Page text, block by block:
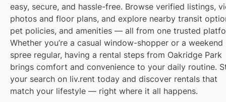
easy, secure, and hassle-free. Browse verified listings,
photos and floor plans, and explore nearby transit
pet policies, and amenities — all from one trusted
Whether you’re a casual window-shopper or a weekend
spree regular, having a rental steps from Oakridge Park
brings comfort and convenience to your daily routine.
your search on liv.rent today and discover rentals that
match your lifestyle — right where it all happens.